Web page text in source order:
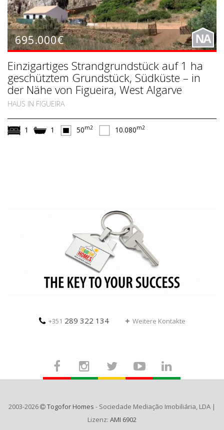
695.000€ NA
Einzigartiges Strandgrundstück auf 1 ha
geschütztem Grundstück, Südküste – in
der Nähe von Figueira, West Algarve
HAUS IN FIGUEIRA
1 1 50m2 10.080m2
+351 289 322 134 Weitere Kontakte
2003-2026 Togofor Homes - Sociedade Mediação Imobiliária, LDA |
Lizenz: AMI 6902